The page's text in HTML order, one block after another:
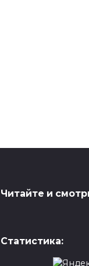
Читайте и
Статистика: